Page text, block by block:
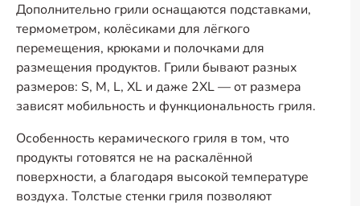
Дополнительно грили оснащаются подставками,
термометром, колёсиками для лёгкого
перемещения, крюками и полочками для
размещения продуктов. Грили бывают разных
размеров: S, M, L, XL и даже 2XL — от размера
зависят мобильность и функциональность гриля.
Особенность керамического гриля в том, что
продукты готовятся не на раскалённой
поверхности, а благодаря высокой температуре
воздуха. Толстые стенки гриля позволяют